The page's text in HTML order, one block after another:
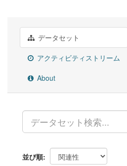
データセット
アクティビティストリーム
About
並び順